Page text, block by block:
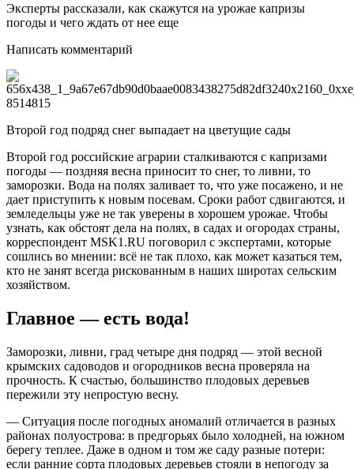
Эксперты рассказали, как скажутся на урожае капризы
погоды и чего ждать от нее еще
Написать комментарий
Второй год подряд снег выпадает на цветущие сады
Второй год российские аграрии сталкиваются с капризами
погоды — поздняя весна приносит то снег, то ливни, то
заморозки. Вода на полях заливает то, что уже посажено, и не
дает приступить к новым посевам. Сроки работ сдвигаются, и
земледельцы уже не так уверены в хорошем урожае. Чтобы
узнать, как обстоят дела на полях, в садах и огородах страны,
корреспондент MSK1.RU поговорил с экспертами, которые
сошлись во мнении: всё не так плохо, как может казаться тем,
кто не занят всегда рискованным в наших широтах сельским
хозяйством.
Главное — есть вода!
Заморозки, ливни, град четыре дня подряд — этой весной
крымских садоводов и огородников весна проверяла на
прочность. К счастью, большинство плодовых деревьев
пережили эту непростую весну.
— Ситуация после погодных аномалий отличается в разных
районах полуострова: в предгорьях было холодней, на южном
берегу теплее. Даже в одном и том же саду разные потери:
если ранние сорта плодовых деревьев стояли в непогоду за